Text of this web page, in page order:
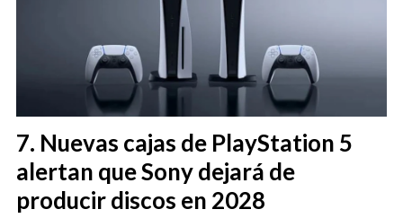
Nuevas cajas de PlayStation 5
alertan que Sony dejará de
producir discos en 2028